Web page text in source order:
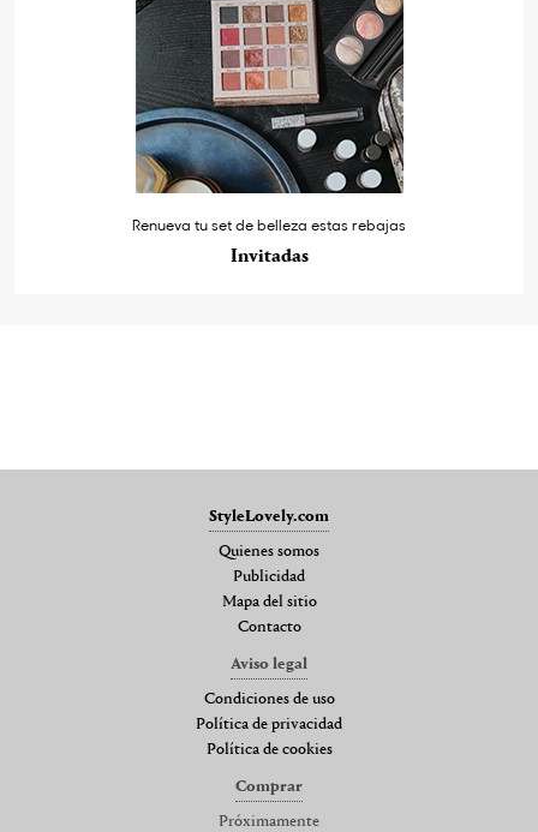
Renueva tu set de belleza estas rebajas
Invitadas
StyleLovely.com
Quienes somos
Publicidad
Mapa del sitio
Contacto
Aviso legal
Condiciones de uso
Política de privacidad
Política de cookies
Comprar
Próximamente